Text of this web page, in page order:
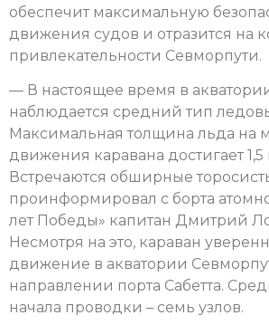
обеспечит максимальную
движения судов и отразится на
привлекательности Севморпути.
— В настоящее время в
наблюдается средний тип
Максимальная толщина льда на
движения каравана достигает 1,5
Встречаются обширные
проинформировал с борта
лет Победы» капитан Дмитрий
Несмотря на это, караван
движение в акватории
направлении порта Сабетта.
начала проводки – семь узлов.